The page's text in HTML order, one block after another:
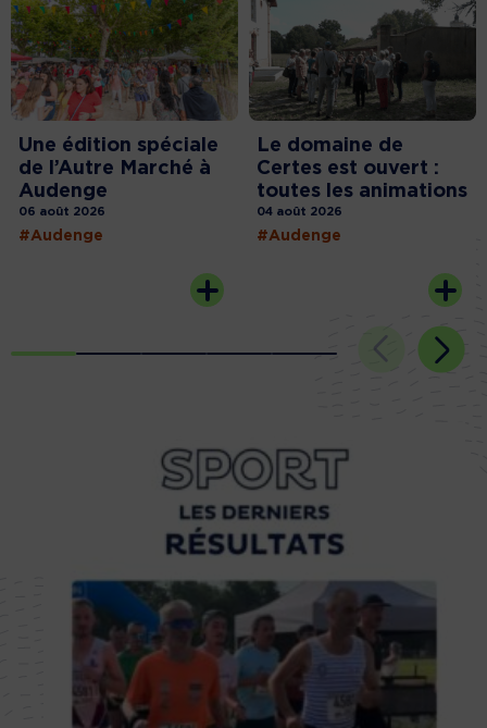
Une édition spéciale
de l’Autre Marché à
Audenge
06 août 2026
#Audenge
Le domaine de
Certes est ouvert :
toutes les animations
04 août 2026
#Audenge